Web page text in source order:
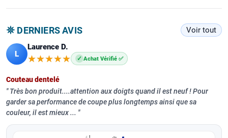
𖤓 DERNIERS AVIS Voir tout
L
Laurence D.
★★★★★
★★★★★ ✓ Achat Vérifié ✅
Couteau dentelé
Très bon produit....attention aux doigts quand il est neuf ! Pour
garder sa performance de coupe plus longtemps ainsi que sa
couleur, il est mieux ...